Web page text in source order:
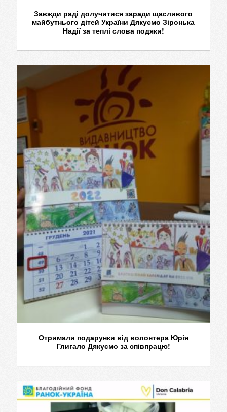
Завжди раді долучитися заради щасливого
майбутнього дітей України Дякуємо Зіронька
Надії за теплі слова подяки!
Отримали подарунки від волонтера Юрія
Глигало Дякуємо за співпрацю!